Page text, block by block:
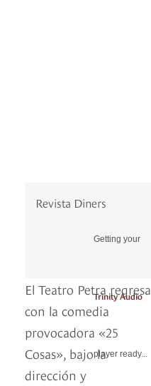
Revista Diners
Getting your
Trinity Audio
player ready...
El Teatro Petra regresa
con la comedia
provocadora «25
Cosas», bajo la
dirección y